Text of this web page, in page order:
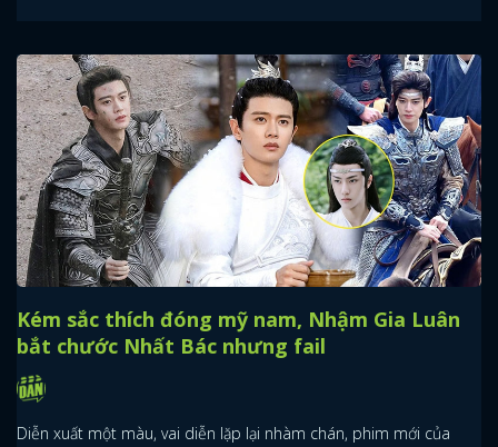
Kém sắc thích đóng mỹ nam, Nhậm Gia Luân
bắt chước Nhất Bác nhưng fail
Diễn xuất một màu, vai diễn lặp lại nhàm chán, phim mới của